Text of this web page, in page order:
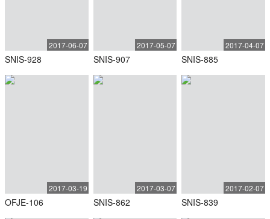
2017-06-07
SNIS-928
2017-05-07
SNIS-907
2017-04-07
SNIS-885
2017-03-19
OFJE-106
2017-03-07
SNIS-862
2017-02-07
SNIS-839